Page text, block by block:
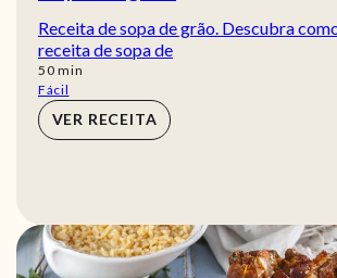
Receita de sopa de grão. Descubra
receita de sopa de
50min
min
Fácil
VER RECEITA